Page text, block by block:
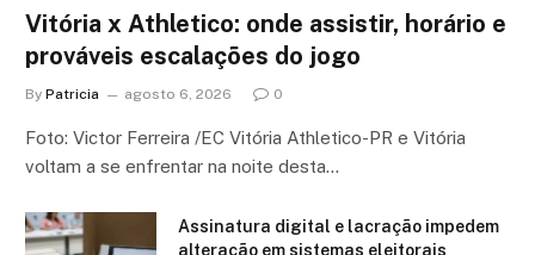
Vitória x Athletico: onde assistir, horário e
prováveis escalações do jogo
By Patricia agosto 6, 2026 0
Foto: Victor Ferreira /EC Vitória Athletico-PR e Vitória
voltam a se enfrentar na noite desta…
Assinatura digital e lacração impedem
alteração em sistemas eleitorais